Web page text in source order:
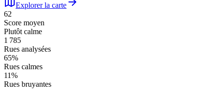
Explorer la carte
62
Score moyen
Plutôt calme
1 785
Rues analysées
65%
Rues calmes
11%
Rues bruyantes